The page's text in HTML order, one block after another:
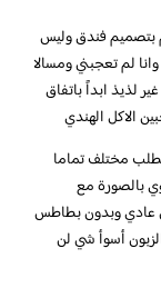
بتصميم فندق وليس
لم تعجبني ومسالا
لذيذ ابداً باتفاق
الاكل الهندي
مختلف تماما
بالصورة مع
عادي وبدون بطاطس
أسوأ شي لن